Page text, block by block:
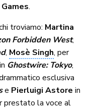
.
troviamo: Martina
Forbidden West,
, Mosè Singh, per
in Ghostwire: Tokyo,
esclusiva
e Pierluigi Astore in
prestato la voce al